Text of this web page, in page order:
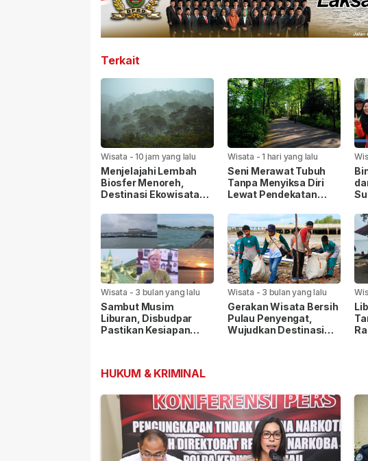
Terkait
Wisata -10 jam yang lalu
Menjelajahi Lembah
Biosfer Menoreh,
Destinasi Ekowisata
Yogyakarta
Wisata -1 hari yang lalu
Seni Merawat Tubuh
Tanpa Menyiksa Diri
Lewat Pendekatan
Wisata - 3 bulan yang lalu
Sambut Musim
Liburan, Disbudpar
Pastikan Kesiapan
Wisata - 3 bulan yang lalu
Gerakan Wisata Bersih
Pulau Penyengat,
Wujudkan Destinasi
HUKUM & KRIMINAL